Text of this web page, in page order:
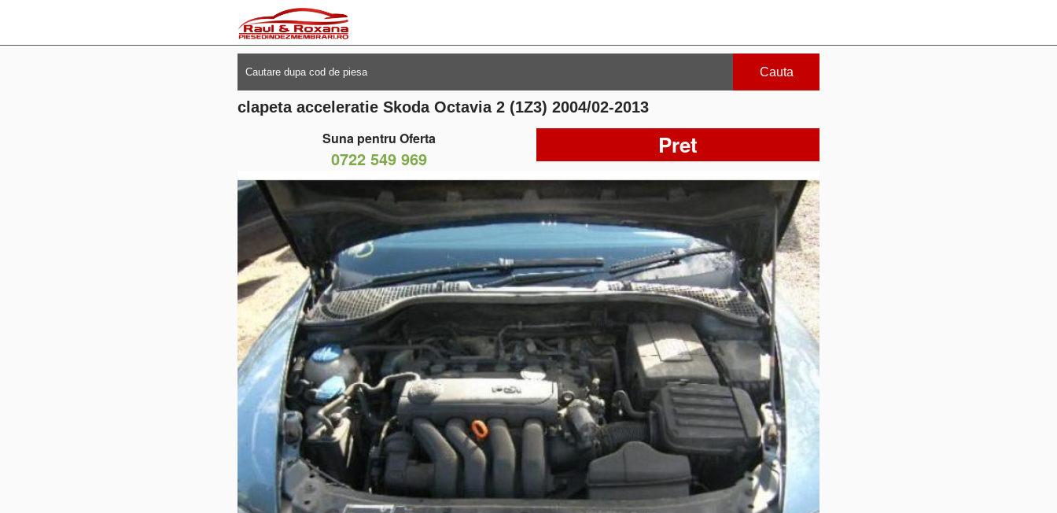
Cauta
clapeta acceleratie Skoda Octavia 2 (1Z3) 2004/02-2013
Suna pentru Oferta
0722 549 969 Pret